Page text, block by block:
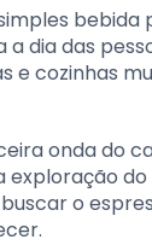
a dia das
e cozinhas
onda do
exploração
o